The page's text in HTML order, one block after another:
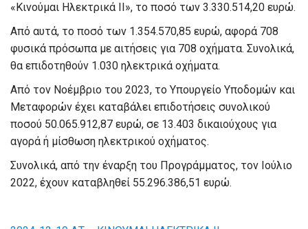
«Κινούμαι Ηλεκτρικά ΙΙ», το ποσό των 3.330.514,20 ευρώ.
Από αυτά, το ποσό των 1.354.570,85 ευρώ, αφορά 708
φυσικά πρόσωπα με αιτήσεις για 708 οχήματα. Συνολικά,
θα επιδοτηθούν 1.030 ηλεκτρικά οχήματα.
Από τον Νοέμβριο του 2023, το Υπουργείο Υποδομών και
Μεταφορών έχει καταβάλει επιδοτήσεις συνολικού
ποσού 50.065.912,87 ευρώ, σε 13.403 δικαιούχους για
αγορά ή μίσθωση ηλεκτρικού οχήματος.
Συνολικά, από την έναρξη του Προγράμματος, τον Ιούλιο
2022, έχουν καταβληθεί 55.296.386,51 ευρώ.